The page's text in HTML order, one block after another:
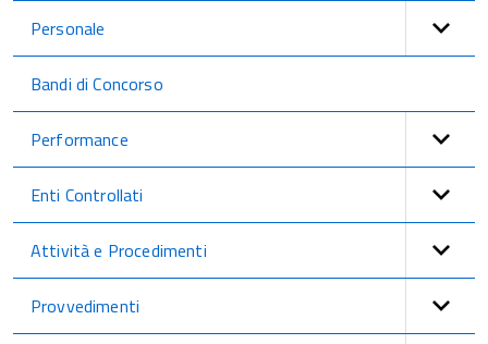
Personale
Bandi di Concorso
Performance
Enti Controllati
Attività e Procedimenti
Provvedimenti